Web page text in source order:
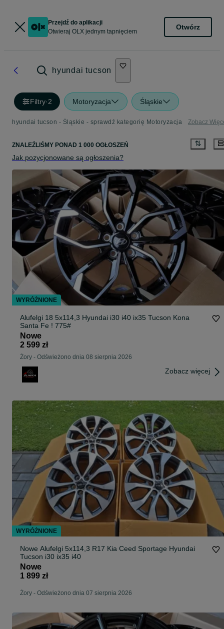
Przejdź do aplikacji
Otwieraj OLX jednym tapnięciem
Otwórz
hyundai tucson
Filtry·2 Motoryzacja Śląskie
hyundai tucson - Śląskie - sprawdź kategorię Motoryzacja Zobacz
ZNALEŹLIŚMY PONAD 1 000 OGŁOSZEŃ
Jak pozycjonowane są ogłoszenia?
Alufelgi 18 5x114,3 Hyundai i30 i40 ix35 Tucson Kona
Santa Fe ! 775#
Nowe
2 599 zł
Żory - Odświeżono dnia 08 sierpnia 2026
Zobacz więcej
Nowe Alufelgi 5x114,3 R17 Kia Ceed Sportage Hyundai
Tucson i30 ix35 i40
Nowe
1 899 zł
Żory - Odświeżono dnia 07 sierpnia 2026
WYRÓŻNIONE
WYRÓŻNIONE